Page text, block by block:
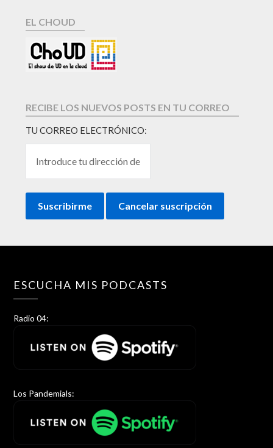
EL CHOUD
RECIBE LOS NUEVOS POSTS EN TU CORREO
TU CORREO ELECTRÓNICO:
ESCUCHA MIS PODCASTS
Radio 04:
Los Pandemials: